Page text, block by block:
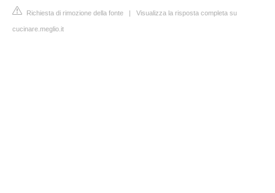
Richiesta di rimozione della fonte | Visualizza la risposta completa su
cucinare.meglio.it